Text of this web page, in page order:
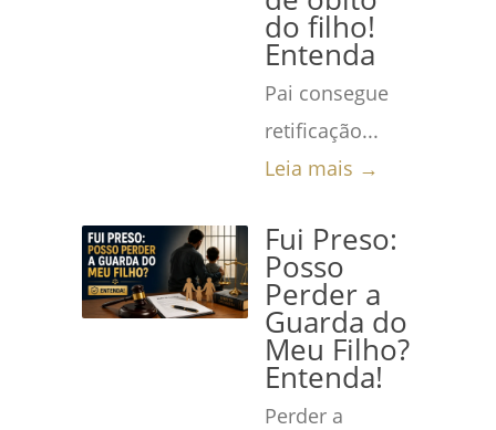
do filho!
Entenda
Pai consegue
retificação...
Leia mais →
Fui Preso:
Posso
Perder a
Guarda do
Meu Filho?
Entenda!
Perder a